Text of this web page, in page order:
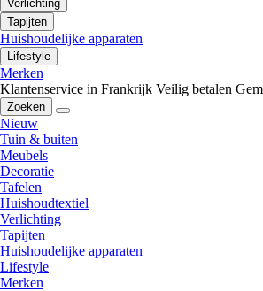
Verlichting
Tapijten
Huishoudelijke apparaten
Lifestyle
Merken
Klantenservice in Frankrijk Veilig betalen
Zoeken
Nieuw
Tuin & buiten
Meubels
Decoratie
Tafelen
Huishoudtextiel
Verlichting
Tapijten
Huishoudelijke apparaten
Lifestyle
Merken